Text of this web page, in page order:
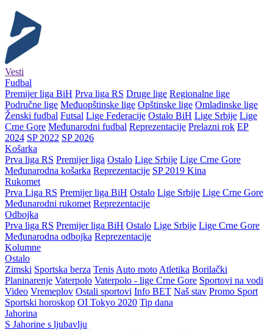
Vesti
Fudbal
Premijer liga BiH Prva liga RS Druge lige Regionalne lige
Područne lige Međuopštinske lige Opštinske lige Omladinske lige
Ženski fudbal Futsal Lige Federacije Ostalo BiH Lige Srbije Lige
Crne Gore Međunarodni fudbal Reprezentacije Prelazni rok EP
2024 SP 2022 SP 2026
Košarka
Prva liga RS Premijer liga Ostalo Lige Srbije Lige Crne Gore
Međunarodna košarka Reprezentacije SP 2019 Kina
Rukomet
Prva Liga RS Premijer liga BiH Ostalo Lige Srbije Lige Crne Gore
Međunarodni rukomet Reprezentacije
Odbojka
Prva liga RS Premijer liga BiH Ostalo Lige Srbije Lige Crne Gore
Međunarodna odbojka Reprezentacije
Kolumne
Ostalo
Zimski Sportska berza Tenis Auto moto Atletika Borilački
Planinarenje Vaterpolo Vaterpolo - lige Crne Gore Sportovi na vodi
Video Vremeplov Ostali sportovi Info BET Naš stav Promo Sport
Sportski horoskop OI Tokyo 2020 Tip dana
Jahorina
S Jahorine s ljubavlju